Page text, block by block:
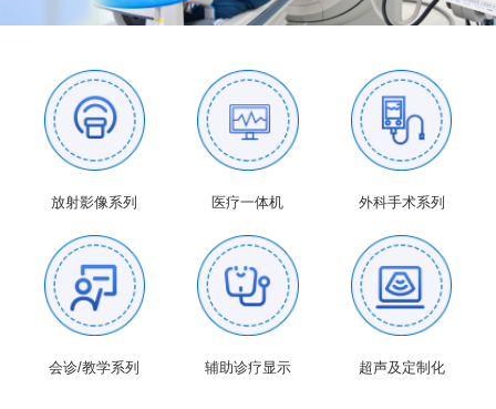
放射影像系列 医疗一体机 外科手术系列
会诊/教学系列 辅助诊疗显示 超声及定制化